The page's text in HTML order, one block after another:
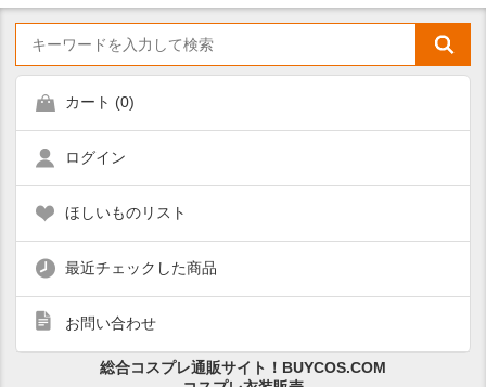
カート (0)
ログイン
ほしいものリスト
最近チェックした商品
お問い合わせ
総合コスプレ通販サイト！BUYCOS.COM